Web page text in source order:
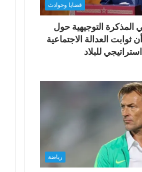
قضايا وحوادث
التوجيهية حول
ميزانية 2027 أن ثوابت العدالة الاجتماعية
للبلاد
رياضة